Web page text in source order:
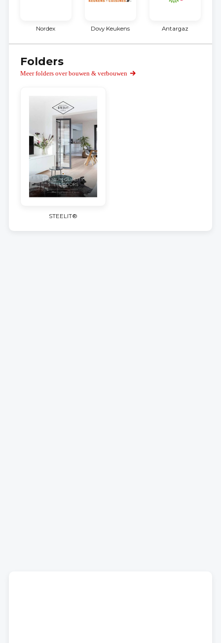
Nordex Dovy Keukens Antargaz
Folders
Meer folders over bouwen & verbouwen
STEELIT®